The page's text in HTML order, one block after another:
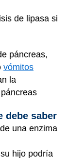
de lipasa si
páncreas,
vómitos
la
debe saber
una enzima
hijo podría